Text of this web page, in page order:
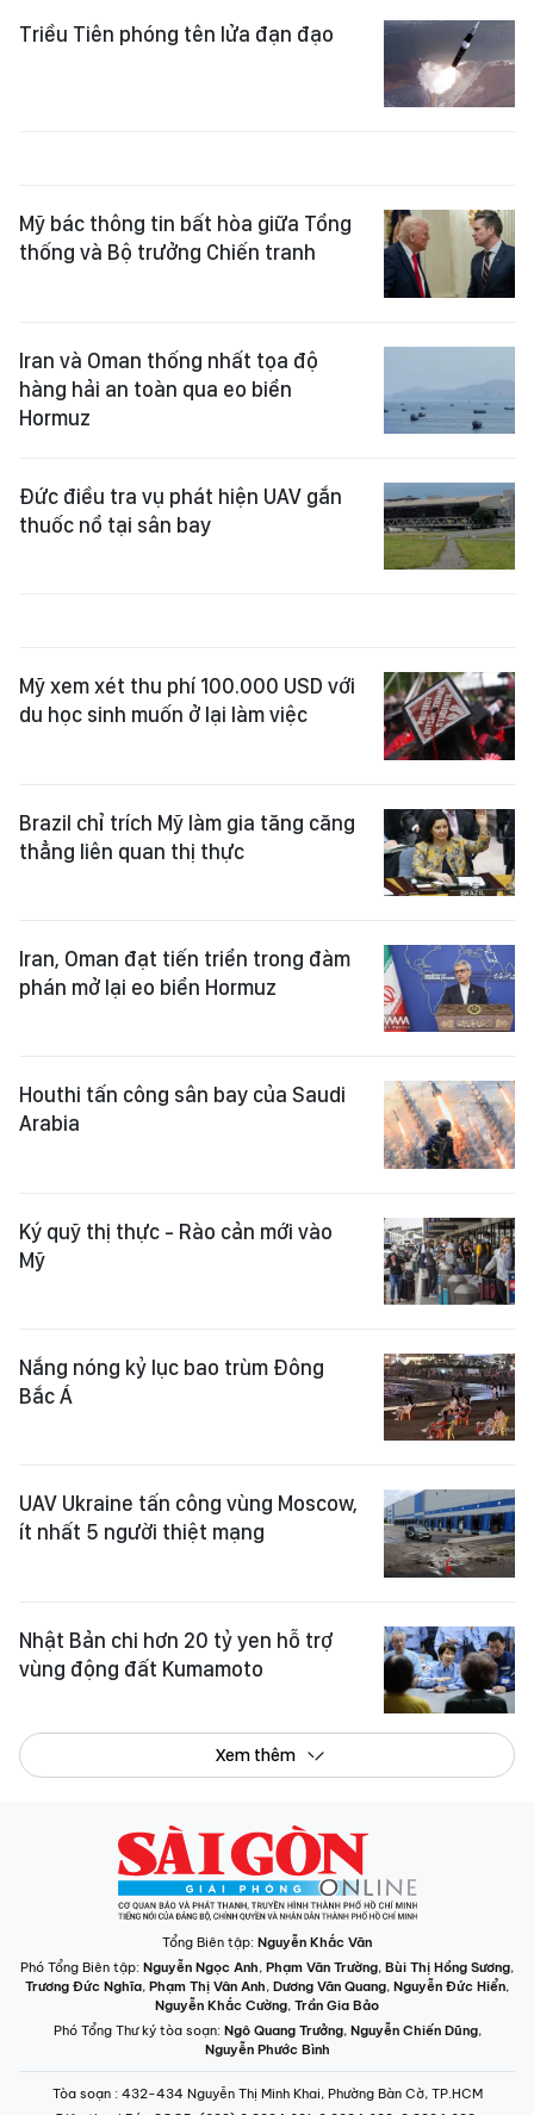
Triều Tiên phóng tên lửa đạn đạo
Mỹ bác thông tin bất hòa giữa Tổng
thống và Bộ trưởng Chiến tranh
Iran và Oman thống nhất tọa độ
hàng hải an toàn qua eo biển
Hormuz
Đức điều tra vụ phát hiện UAV gắn
thuốc nổ tại sân bay
Mỹ xem xét thu phí 100.000 USD với
du học sinh muốn ở lại làm việc
Brazil chỉ trích Mỹ làm gia tăng căng
thẳng liên quan thị thực
Iran, Oman đạt tiến triển trong đàm
phán mở lại eo biển Hormuz
Houthi tấn công sân bay của Saudi
Arabia
Ký quỹ thị thực - Rào cản mới vào
Mỹ
Nắng nóng kỷ lục bao trùm Đông
Bắc Á
UAV Ukraine tấn công vùng Moscow,
ít nhất 5 người thiệt mạng
Nhật Bản chi hơn 20 tỷ yen hỗ trợ
vùng động đất Kumamoto
Xem thêm
Tổng Biên tập: Nguyễn Khắc Văn
Phó Tổng Biên tập: Nguyễn Ngọc Anh, Phạm Văn Trường, Bùi Thị Hồng Sương,
Trương Đức Nghĩa, Phạm Thị Vân Anh, Dương Văn Quang, Nguyễn Đức Hiển,
Nguyễn Khắc Cường, Trần Gia Bảo
Phó Tổng Thư ký tòa soạn: Ngô Quang Trưởng, Nguyễn Chiến Dũng,
Nguyễn Phước Bình
Tòa soạn : 432-434 Nguyễn Thị Minh Khai, Phường Bàn Cờ, TP.HCM